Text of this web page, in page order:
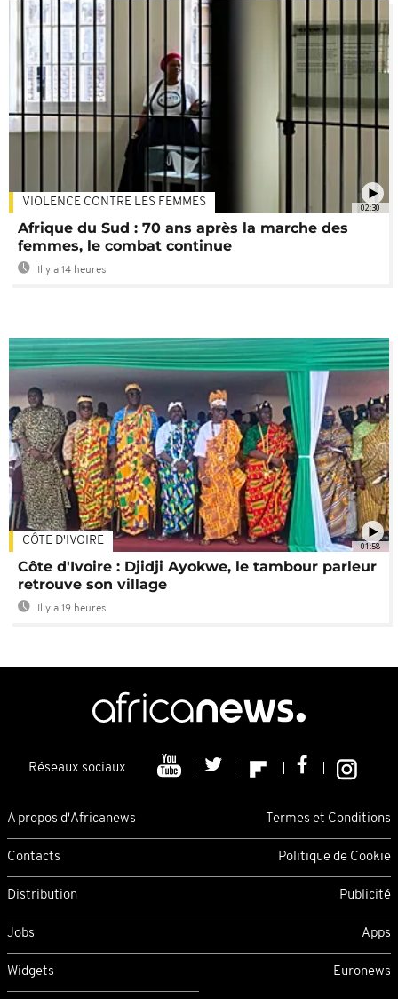
02:30
VIOLENCE CONTRE LES FEMMES
Afrique du Sud : 70 ans après la marche des
femmes, le combat continue
Il y a 14 heures
01:58
CÔTE D'IVOIRE
Côte d'Ivoire : Djidji Ayokwe, le tambour parleur
retrouve son village
Il y a 19 heures
Réseaux sociaux
A propos d'Africanews Termes et Conditions
Contacts Politique de Cookie
Distribution Publicité
Jobs Apps
Widgets Euronews